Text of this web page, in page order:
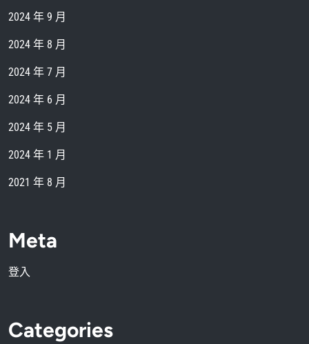
2024 年 9 月
2024 年 8 月
2024 年 7 月
2024 年 6 月
2024 年 5 月
2024 年 1 月
2021 年 8 月
Meta
登入
Categories